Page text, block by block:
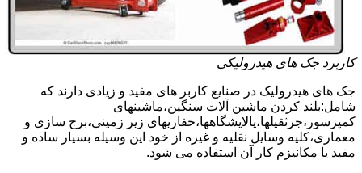
کاربرد جک های هیدرولیکی
جک های هیدرولیک در صنایع کاربر های مفید و زیادی دارند که
شامل:بلند کردن ماشین آلات سنگین،ماشینهای
کمپرسور،جرثقیلها،پالایشگاهها،حفاریهای زیر زمینی،برج سازی و
معماری،کلیه وسایل نقلیه و غیره از خود این وسیله بسیار ساده و
مفید یا مکانیزم کار آن استفاده می شود.